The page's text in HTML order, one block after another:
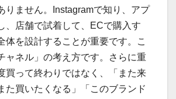
りません。Instagramで知り、アプ
、店舗で試着して、ECで購入す
体を設計することが重要です。こ
ャネル」の考え方です。さらに重
買って終わりではなく、「また来
た買いたくなる」「このブランド